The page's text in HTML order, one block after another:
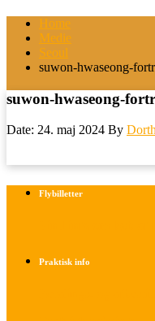
Home
Medie
Seoul
suwon-hwaseong-
suwon-hwaseong-
Date: 24. maj 2024 By
Flybilletter
Praktisk info